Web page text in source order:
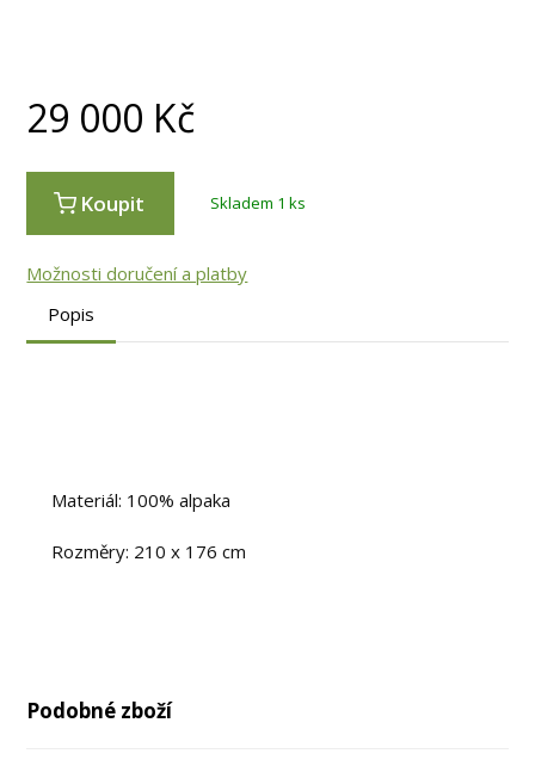
29 000 Kč
Koupit Skladem 1 ks
Možnosti doručení a platby
Popis
Materiál: 100% alpaka
Rozměry: 210 x 176 cm
Podobné zboží